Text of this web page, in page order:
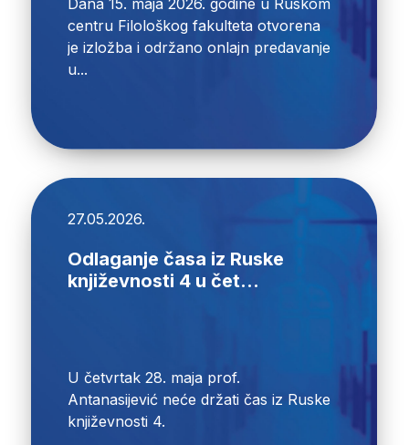
centru Filološkog fakulteta otvorena
je izložba i održano onlajn predavanje
u...
27.05.2026.
Odlaganje časa iz Ruske
književnosti 4 u čet...
U četvrtak 28. maja prof.
Antanasijević neće držati čas iz Ruske
književnosti 4.